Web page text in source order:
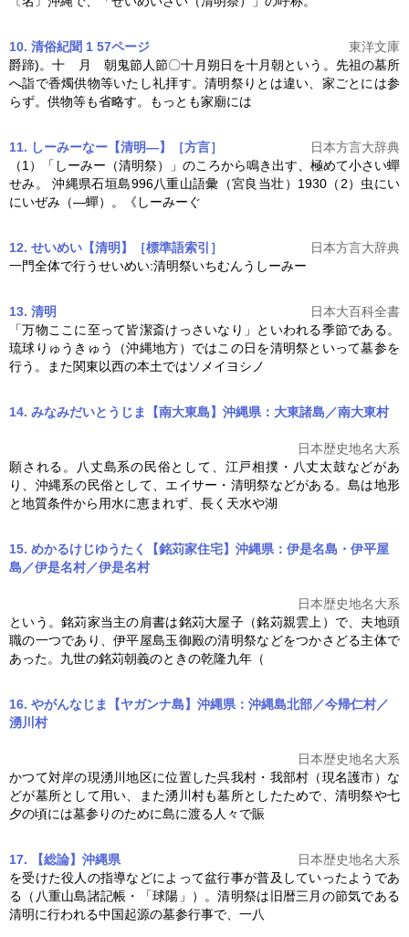
10. 清俗紀聞 1 57ページ
東洋文庫
爵蹄)。十 月 朝鬼節人節〇十月朔日を十月朝という。先祖の墓所
へ詣で香燭供物等いたし礼拝す。清明祭りとは違い、家ごとには参
らず。供物等も省略す。もっとも家廟には
11. しーみーなー【清明―】［方言］
日本方言大辞典
（1）「しーみー（清明祭）」のころから鳴き出す、極めて小さい蟬
せみ。 沖縄県石垣島996八重山語彙（宮良当壮）1930（2）虫にい
にいぜみ（―蟬）。《しーみーぐ
12. せいめい【清明】［標準語索引］
日本方言大辞典
一門全体で行うせいめい:清明祭いちむんうしーみー
13. 清明
日本大百科全書
「万物ここに至って皆潔斎けっさいなり」といわれる季節である。
琉球りゅうきゅう（沖縄地方）ではこの日を清明祭といって墓参を
行う。また関東以西の本土ではソメイヨシノ
14. みなみだいとうじま【南大東島】沖縄県：大東諸島／南大東村
日本歴史地名大系
願される。八丈島系の民俗として、江戸相撲・八丈太鼓などがあ
り、沖縄系の民俗として、エイサー・ 清明祭などがある。島は地形
と地質条件から用水に恵まれず、長く天水や湖
15. めかるけじゆうたく【銘苅家住宅】沖縄県：伊是名島・伊平屋
島／伊是名村／伊是名村
日本歴史地名大系
という。銘苅家当主の肩書は銘苅大屋子（銘苅親雲上）で、夫地頭
職の一つであり、伊平屋島玉御殿の清明祭などをつかさどる主体で
あった。九世の銘苅朝義のときの乾隆九年（
16. やがんなじま【ヤガンナ島】沖縄県：沖縄島北部／今帰仁村／
湧川村
日本歴史地名大系
かつて対岸の現湧川地区に位置した呉我村・我部村（現名護市）な
どが墓所として用い、また湧川村も墓所としたためで、 清明祭や七
夕の頃には墓参りのために島に渡る人々で賑
17. 【総論】沖縄県
日本歴史地名大系
を受けた役人の指導などによって盆行事が普及していったようであ
る（八重山島諸記帳・「球陽」）。清明祭は旧暦三月の節気である
清明に行われる中国起源の墓参行事で、一八